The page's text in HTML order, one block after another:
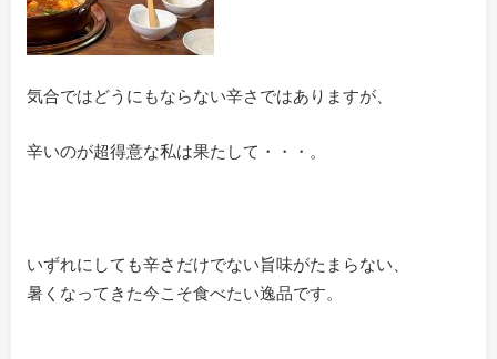
気合ではどうにもならない辛さではありますが、
辛いのが超得意な私は果たして・・・。
いずれにしても辛さだけでない旨味がたまらない、
暑くなってきた今こそ食べたい逸品です。